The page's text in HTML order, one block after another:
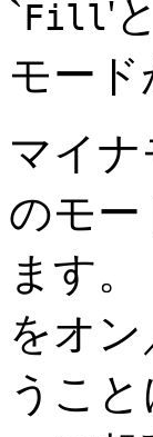
`Fill'
モー
マイ
のモ
ます
をオ
うこ